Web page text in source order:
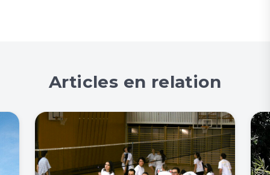
Articles en relation